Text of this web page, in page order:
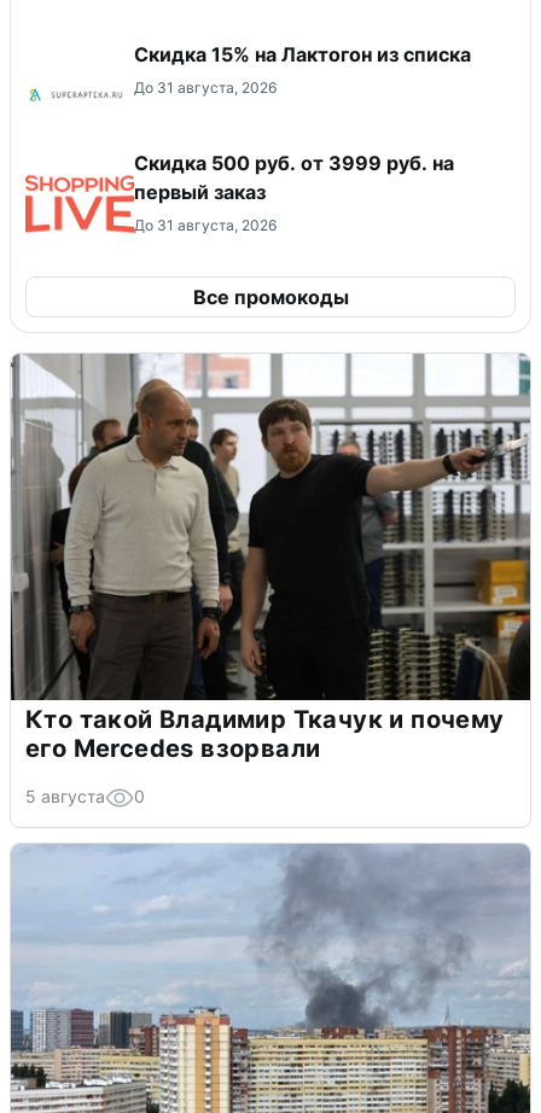
Скидка 15% на Лактогон из списка
До 31 августа, 2026
Скидка 500 руб. от 3999 руб. на
первый заказ
До 31 августа, 2026
Все промокоды
Кто такой Владимир Ткачук и почему
его Mercedes взорвали
5 августа 0